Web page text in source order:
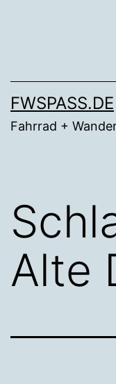
FWSPASS.DE
Fahrrad +
Alte